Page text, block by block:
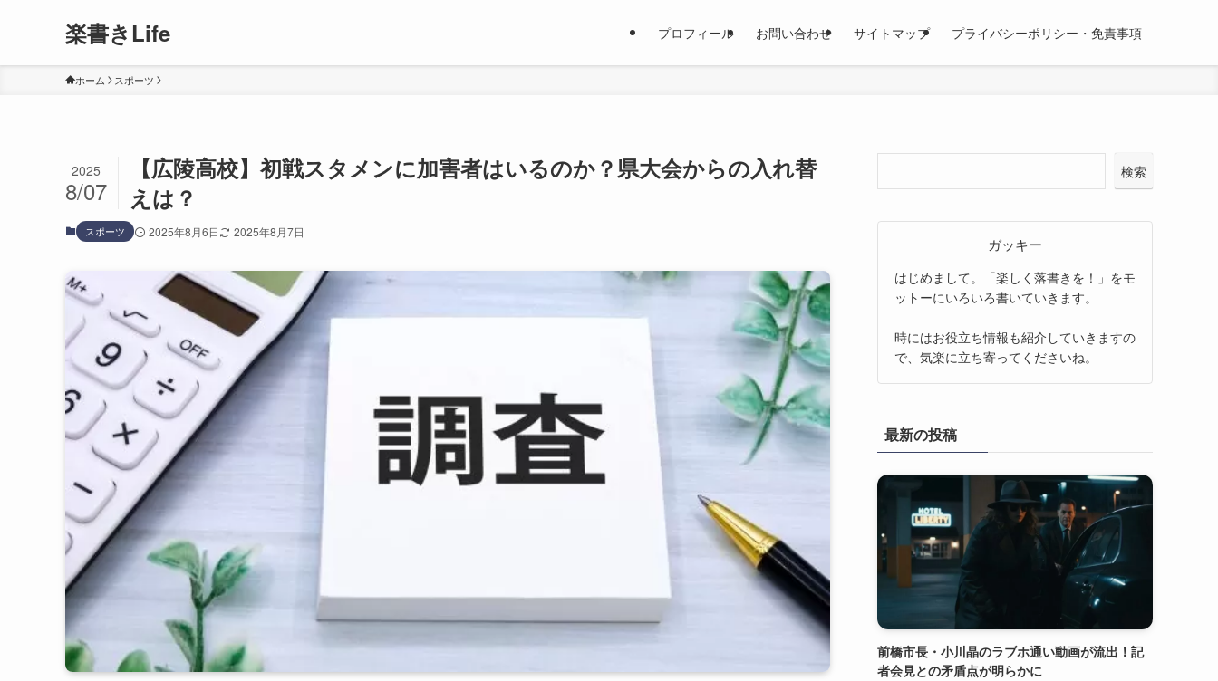
楽書きLife プロフィール お問い合わせ サイトマップ プライバシーポリシー・免責事項
ホーム スポーツ
【広陵高校】初戦スタメンに加害者はいるのか？県大会からの入れ替
えは？
2025
8/07
スポーツ 2025年8月6日 2025年8月7日
検索
ガッキー
はじめまして。「楽しく落書きを！」をモ
ットーにいろいろ書いていきます。
時にはお役立ち情報も紹介していきますの
で、気楽に立ち寄ってくださいね。
最新の投稿
前橋市長・小川晶のラブホ通い動画が流出！記
者会見との矛盾点が明らかに